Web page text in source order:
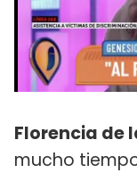
Florencia de
mucho